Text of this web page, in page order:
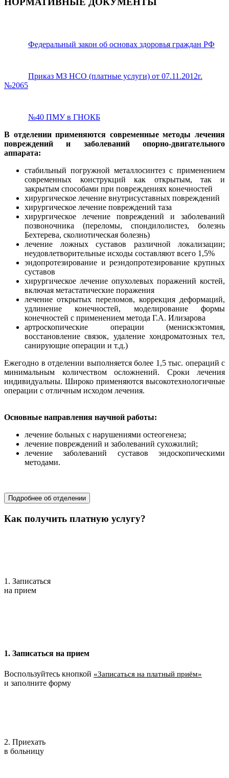
Федеральный закон об основах здоровья граждан РФ
Приказ МЗ НСО (платные услуги) от 07.11.2012г.
№2065
№40 ПМУ в ГНОКБ
В отделении применяются современные методы лечения
повреждений и заболеваний опорно-двигательного
аппарата:
стабильный погружной металлосинтез с применением
современных конструкций как открытым, так и
закрытым способами при повреждениях конечностей
хирургическое лечение внутрисуставных повреждений
хирургическое лечение повреждений таза
хирургическое лечение повреждений и заболеваний
позвоночника (переломы, спондилолистез, болезнь
Бехтерева, сколиотическая болезнь)
лечение ложных суставов различной локализации;
неудовлетворительные исходы составляют всего 1,5%
эндопротезирование и реэндопротезирование крупных
суставов
хирургическое лечение опухолевых поражений костей,
включая метастатические поражения
лечение открытых переломов, коррекция деформаций,
удлинение конечностей, моделирование формы
конечностей с применением метода Г.А. Илизарова
артроскопические операции (менискэктомия,
восстановление связок, удаление хондроматозных тел,
санирующие операции и т.д.)
Ежегодно в отделении выполняется более 1,5 тыс. операций с
минимальным количеством осложнений. Сроки лечения
индивидуальны. Широко применяются высокотехнологичные
операции с отличным исходом лечения.
Основные направления научной работы:
лечение больных с нарушениями остеогенеза;
лечение повреждений и заболеваний сухожилий;
лечение заболеваний суставов эндоскопическими
методами.
Подробнее об отделении
Как получить платную услугу?
1. Записаться
на прием
1. Записаться на прием
Воспользуйтесь кнопкой «Записаться на платный приём»
и заполните форму
2. Приехать
в больницу